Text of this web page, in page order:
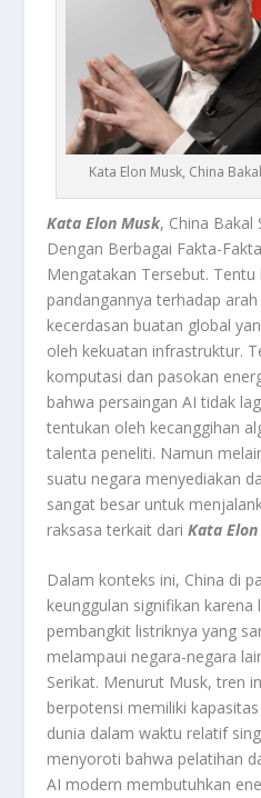
Kata Elon Musk, China
Kata Elon Musk, China Bakal
Dengan Berbagai Fakta-
Mengatakan Tersebut. Tentu
pandangannya terhadap
kecerdasan buatan global
oleh kekuatan infrastruktur.
komputasi dan pasokan
bahwa persaingan AI tidak
tentukan oleh kecanggihan
talenta peneliti. Namun
suatu negara menyediakan
sangat besar untuk
raksasa terkait dariKata
Dalam konteks ini, China di
keunggulan signifikan karena
pembangkit listriknya yang
melampaui negara-negara
Serikat. Menurut Musk, tren
berpotensi memiliki
dunia dalam waktu relatif
menyoroti bahwa pelatihan
AI modern membutuhkan